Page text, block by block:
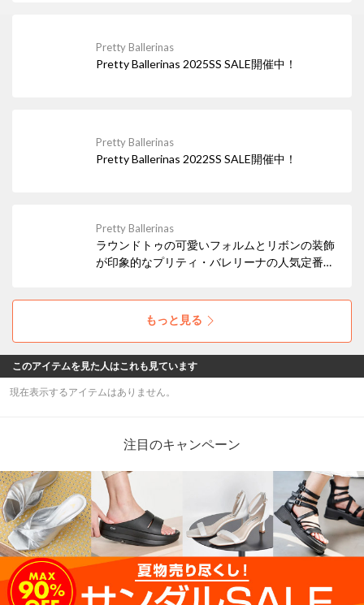
Pretty Ballerinas
Pretty Ballerinas 2025SS SALE開催中！
Pretty Ballerinas
Pretty Ballerinas 2022SS SALE開催中！
Pretty Ballerinas
ラウンドトゥの可愛いフォルムとリボンの装飾
が印象的なプリティ・バレリーナの人気定番フ
柄のアクリル/ポリエステル素材を使用。ベー
シックカラーで落ち着いた大人カジュアルなバ
レエシューズです。
もっと見る
このアイテムを見た人はこれも見ています
現在表示するアイテムはありません。
注目のキャンペーン